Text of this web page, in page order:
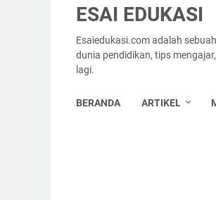
ESAI EDUKASI
Esaiedukasi.com adalah
dunia pendidikan, tips
lagi.
BERANDA ARTIKEL